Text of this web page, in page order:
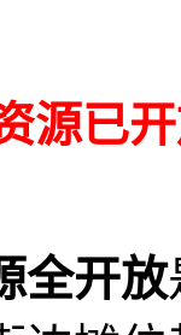
源已
全开放